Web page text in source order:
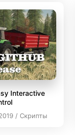
Interactive
/ Скрипты